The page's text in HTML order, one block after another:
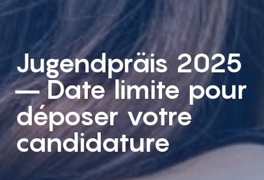
Jugendpräis 2025
– Date limite pour
déposer votre
candidature